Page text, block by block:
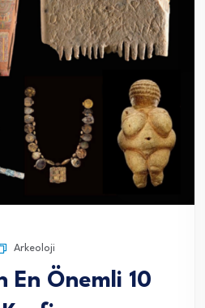
Arkeoloji
En Önemli 10